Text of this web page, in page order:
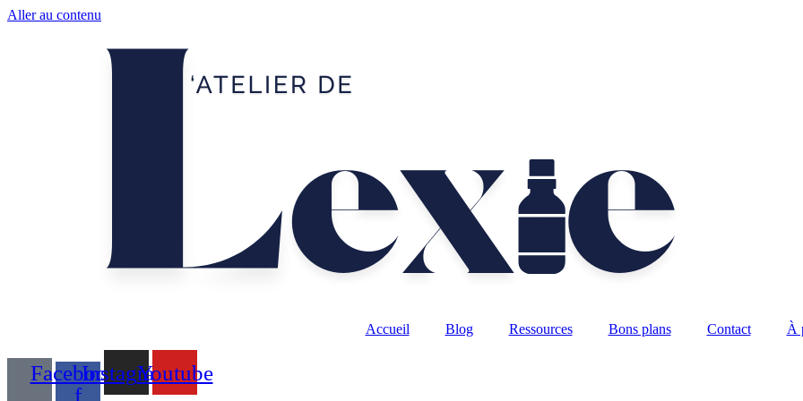
Aller au contenu
Accueil Blog Ressources Bons plans Contact À
Facebook-
f
InstagramYoutube